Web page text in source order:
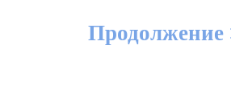
Продолжение